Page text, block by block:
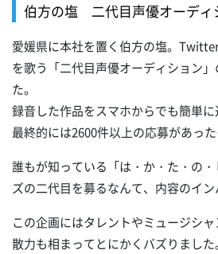
伯方の塩 二代目声優オーディ
愛媛県に本社を置く伯方の塩。
を歌う「二代目声優オーディション
た。
録音した作品をスマホからでも簡単に
最終的には2600件以上の応募があった
誰もが知っている「は・か・た・の
ズの二代目を募るなんて、内容のイン
この企画にはタレントやミュージシ
散力も相まってとにかくバズりました